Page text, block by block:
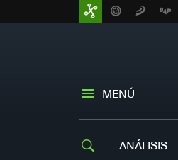
MENÚ
ANÁLISIS